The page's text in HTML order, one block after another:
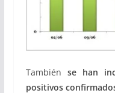
También se han
positivos